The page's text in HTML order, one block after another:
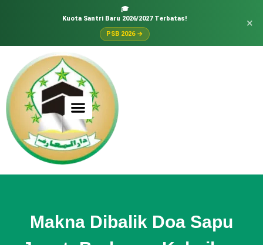
🎓
Kuota Santri Baru 2026/2027 Terbatas!
PSB 2026 →
×
Makna Dibalik Doa Sapu